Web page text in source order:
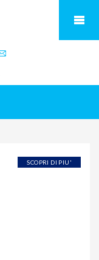
SCOPRI DI PIU'